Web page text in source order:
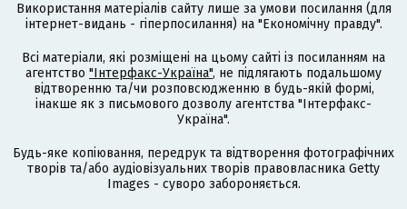
Використання матеріалів сайту лише за умови посилання (для
інтернет-видань - гіперпосилання) на "Економічну правду".
Всі матеріали, які розміщені на цьому сайті із посиланням на
агентство "Інтерфакс-Україна", не підлягають подальшому
відтворенню та/чи розповсюдженню в будь-якій формі,
інакше як з письмового дозволу агентства "Інтерфакс-
Україна".
Будь-яке копіювання, передрук та відтворення фотографічних
творів та/або аудіовізуальних творів правовласника Getty
Images - суворо забороняється.